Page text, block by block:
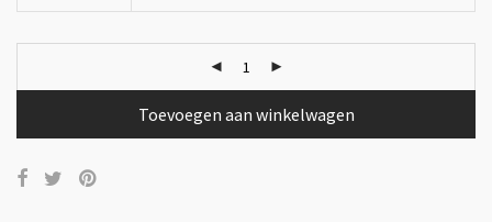
Toevoegen aan winkelwagen